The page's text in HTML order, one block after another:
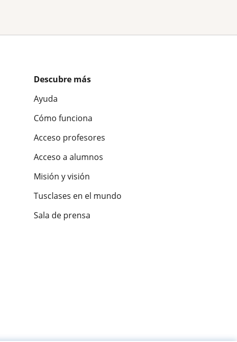
Descubre más
Ayuda
Cómo funciona
Acceso profesores
Acceso a alumnos
Misión y visión
Tusclases en el mundo
Sala de prensa